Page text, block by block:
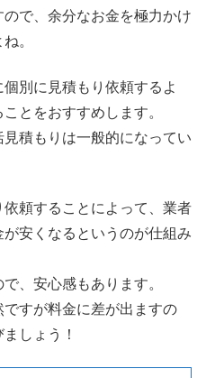
で、余分なお金を極力かけ
。
別に見積もり依頼するよ
とをおすすめします。
積もりは一般的になってい
頼することによって、業者
安くなるというのが仕組み
、安心感もあります。
すが料金に差が出ますの
しょう！